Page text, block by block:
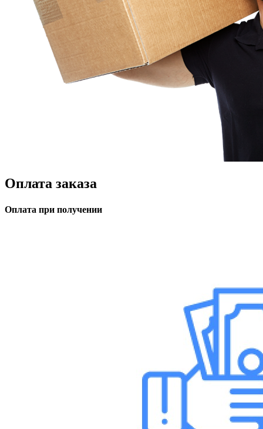
Оплата заказа
Оплата при получении